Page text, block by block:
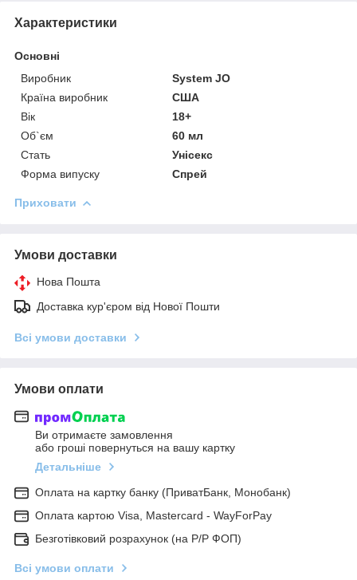
Характеристики
Основні
Виробник
System JO
Країна виробник
США
Вік
18+
Об`єм
60 мл
Стать
Унісекс
Форма випуску
Спрей
Приховати
Умови доставки
Нова Пошта
Доставка кур'єром від Нової Пошти
Всі умови доставки
Умови оплати
Ви отримаєте замовлення
або гроші повернуться на вашу картку
Детальніше
Оплата на картку банку (ПриватБанк, Монобанк)
Оплата картою Visa, Mastercard - WayForPay
Безготівковий розрахунок (на Р/Р ФОП)
Всі умови оплати